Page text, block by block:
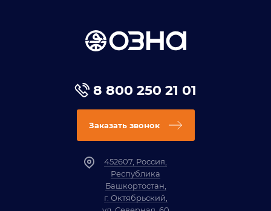
8 800 250 21 01
Заказать звонок
452607, Россия,
Республика
Башкортостан,
г. Октябрьский,